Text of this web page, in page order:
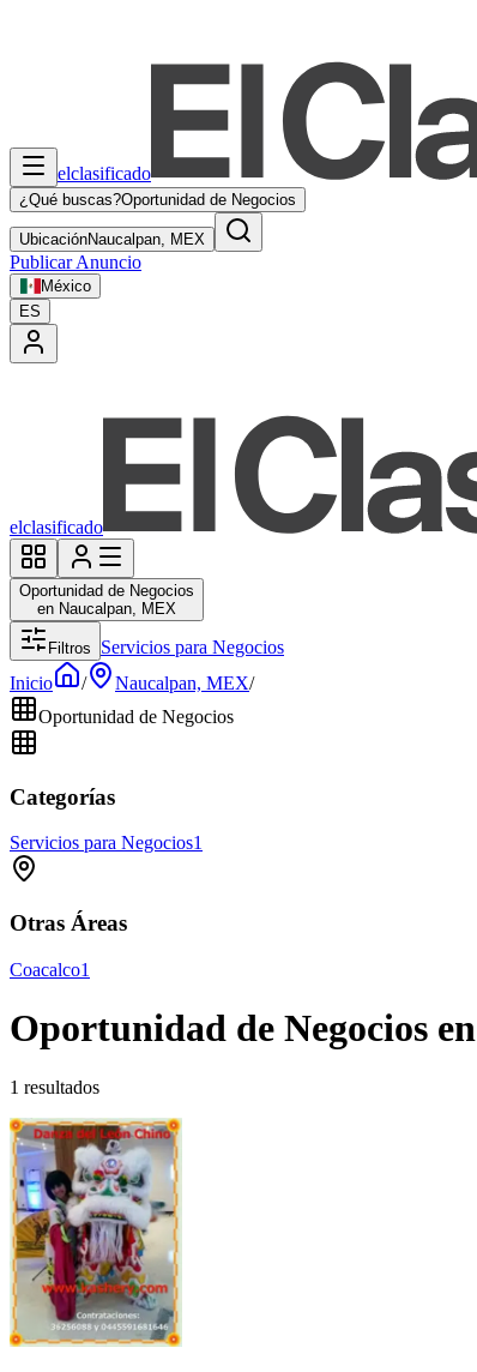
elclasificado
¿Qué buscas?Oportunidad de Negocios
UbicaciónNaucalpan, MEX
Publicar Anuncio
México
ES
elclasificado
Oportunidad de Negocios
en Naucalpan, MEX
Filtros
Servicios para Negocios
Inicio
/ Naucalpan, MEX/
Oportunidad de Negocios
Categorías
Servicios para Negocios1
Otras Áreas
Coacalco1
Oportunidad de Negocios
1 resultados